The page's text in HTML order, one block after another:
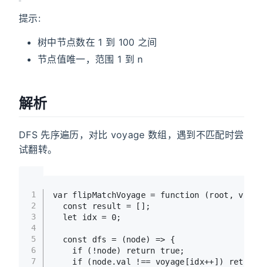
提示:
树中节点数在 1 到 100 之间
节点值唯一，范围 1 到 n
解析
DFS 先序遍历，对比 voyage 数组，遇到不匹配时尝
试翻转。
1
2
3
4
5
6
7
var flipMatchVoyage = function ( root,
const result = [];
let
idx = 0;
const dfs = (node) => {
if (!node) return true;
if (node.val !== voyage[idx++]) return